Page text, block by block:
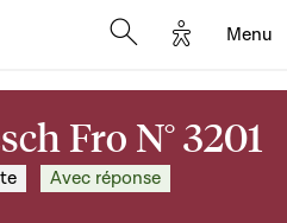
Options
Menu
Fro N° 3201
Avec réponse